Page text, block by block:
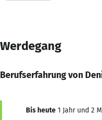
Werdegang
Berufserfahrung von
Bis heute 1 Jahr und 2